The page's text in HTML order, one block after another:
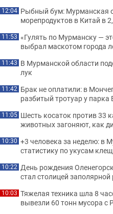
12:04 Рыбный бум: Мурманская
морепродуктов в Китай в
11:53 «Гулять по Мурманску —
выбрал маскотом города
11:43 В Мурманской области
лук
11:42 Брак не оплатили: в
разбитый тротуар у парка
11:05 Шесть косаток против 33
животных загоняют, как
10:30 +3 человека за неделю: в
статистику по укусам
10:22 День рождения
стал столицей заполярной
10:03 Тяжелая техника шла 8
вывезли 60 тонн мусора с